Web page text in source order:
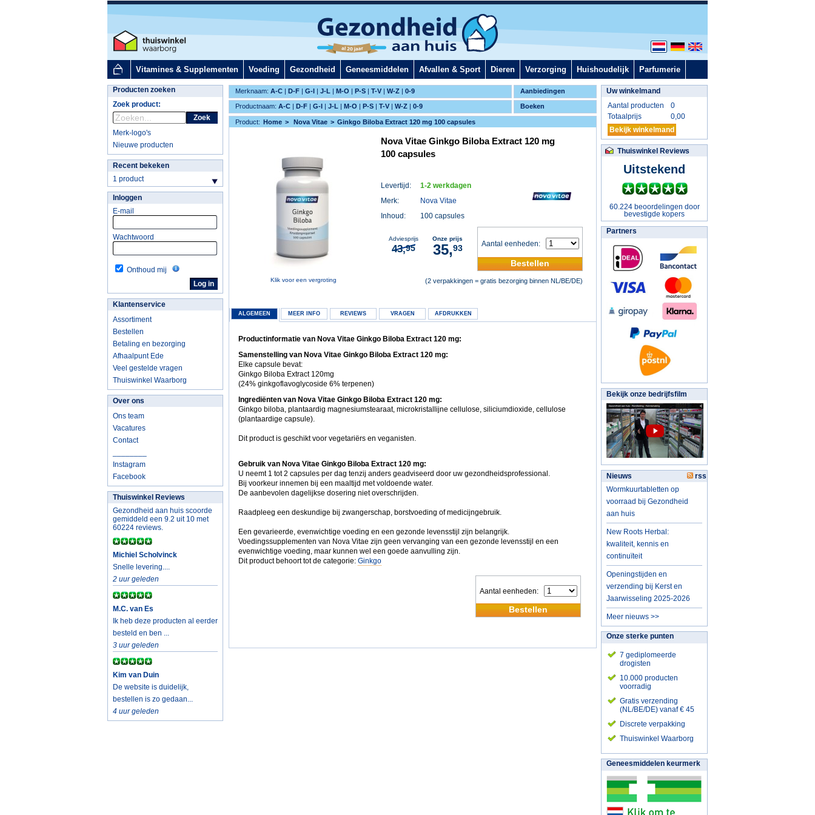
Vitamines & Supplementen Voeding Gezondheid Geneesmiddelen Afvallen & Sport Dieren Verzorging Huishoudelijk Parfumerie
Aanbiedingen
Merknaam: A-C | D-F | G-I | J-L | M-O | P-S | T-V | W-Z | 0-9
Boeken
Productnaam: A-C | D-F | G-I | J-L | M-O | P-S | T-V | W-Z | 0-9
Producten zoeken
Zoek product:
Zoek
Merk-logo's
Nieuwe producten
Recent bekeken
1 product
Inloggen
E-mail
Wachtwoord
Onthoud mij
Klantenservice
Assortiment
Bestellen
Betaling en bezorging
Afhaalpunt Ede
Veel gestelde vragen
Thuiswinkel Waarborg
Over ons
Ons team
Vacatures
Contact
Instagram
Facebook
Thuiswinkel Reviews
Gezondheid aan huis scoorde
gemiddeld een 9.2 uit 10 met
60224 reviews.
Michiel Scholvinck
Snelle levering....
2 uur geleden
M.C. van Es
Ik heb deze producten al eerder
besteld en ben ...
3 uur geleden
Kim van Duin
De website is duidelijk,
bestellen is zo gedaan...
4 uur geleden
Product: Home Nova Vitae Ginkgo Biloba Extract 120 mg 100 capsules
Klik voor een vergroting
Nova Vitae Ginkgo Biloba Extract 120 mg
100 capsules
Levertijd:
1-2 werkdagen
Merk:
Nova Vitae
Inhoud:
100 capsules
Aantal eenheden:
Bestellen
Adviesprijs
43,95
Onze prijs
35,93
(2 verpakkingen = gratis bezorging binnen NL/BE/DE)
ALGEMEEN MEER INFO REVIEWS VRAGEN AFDRUKKEN
Productinformatie van Nova Vitae Ginkgo Biloba Extract 120 mg:
Samenstelling van Nova Vitae Ginkgo Biloba Extract 120 mg:
Elke capsule bevat:
Ginkgo Biloba Extract 120mg
(24% ginkgoflavoglycoside 6% terpenen)
Ingrediënten van Nova Vitae Ginkgo Biloba Extract 120 mg:
Ginkgo biloba, plantaardig magnesiumstearaat, microkristallijne cellulose, siliciumdioxide, cellulose
(plantaardige capsule).
Dit product is geschikt voor vegetariërs en veganisten.
Gebruik van Nova Vitae Ginkgo Biloba Extract 120 mg:
U neemt 1 tot 2 capsules per dag tenzij anders geadviseerd door uw gezondheidsprofessional.
Bij voorkeur innemen bij een maaltijd met voldoende water.
De aanbevolen dagelijkse dosering niet overschrijden.
Raadpleeg een deskundige bij zwangerschap, borstvoeding of medicijngebruik.
Een gevarieerde, evenwichtige voeding en een gezonde levensstijl zijn belangrijk.
Voedingssupplementen van Nova Vitae zijn geen vervanging van een gezonde levensstijl en een
evenwichtige voeding, maar kunnen wel een goede aanvulling zijn.
Dit product behoort tot de categorie: Ginkgo
Aantal eenheden:
Bestellen
Uw winkelmand
Aantal producten
0
Totaalprijs
0,00
Bekijk winkelmand
Thuiswinkel Reviews
Uitstekend
60.224 beoordelingen door
bevestigde kopers
Partners
Bekijk onze bedrijfsfilm
Nieuws
rss
Wormkuurtabletten op
voorraad bij Gezondheid
aan huis
New Roots Herbal:
kwaliteit, kennis en
continuïteit
Openingstijden en
verzending bij Kerst en
Jaarwisseling 2025-2026
Meer nieuws >>
Onze sterke punten
7 gediplomeerde
drogisten
10.000 producten
voorradig
Gratis verzending
(NL/BE/DE) vanaf € 45
Discrete verpakking
Thuiswinkel Waarborg
Geneesmiddelen keurmerk